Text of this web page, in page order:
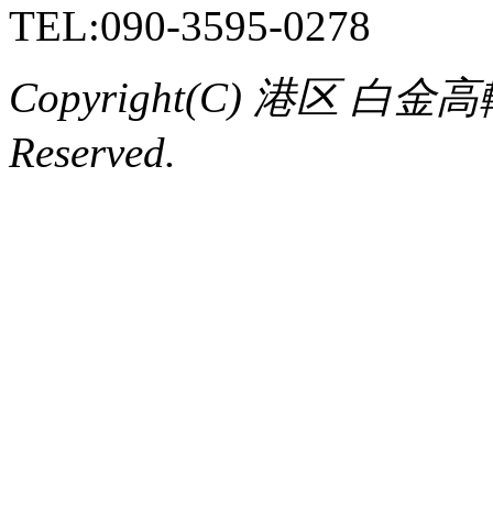
TEL:090-3595-0278
Copyright(C) 港区 白金
Reserved.